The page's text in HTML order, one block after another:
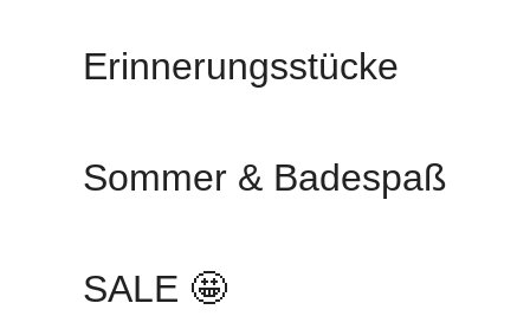
Erinnerungsstücke
Sommer & Badespaß
SALE 🤩